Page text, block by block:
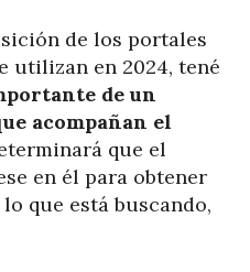
de los portales
utilizan en 2024, tené
de un
acompañan el
que el
en él para obtener
que está buscando,